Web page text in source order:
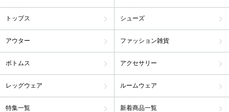
トップス シューズ
アウター ファッション雑貨
ボトムス アクセサリー
レッグウェア ルームウェア
特集一覧 新着商品一覧